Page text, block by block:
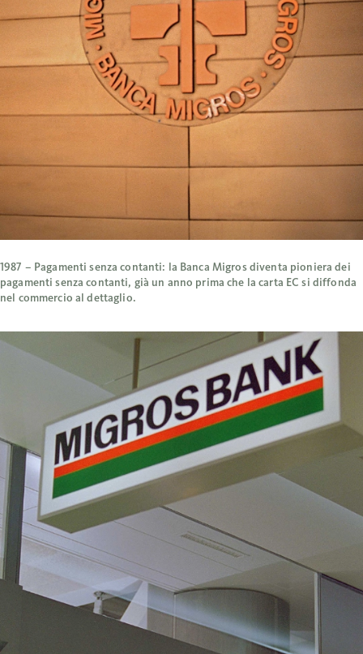
1987 – Pagamenti senza contanti: la Banca Migros diventa pioniera dei
pagamenti senza contanti, già un anno prima che la carta EC si diffonda
nel commercio al dettaglio.